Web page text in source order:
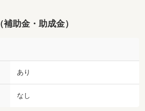
助金・助成金）
あり
なし